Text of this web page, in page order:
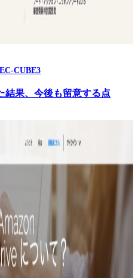
CUBE3
結果、今後も留意する点